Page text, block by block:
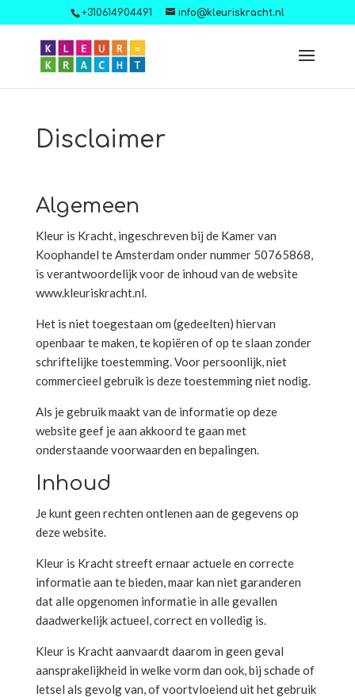
+310614904491 info@kleuriskracht.nl
Disclaimer
Algemeen
Kleur is Kracht, ingeschreven bij de Kamer van
Koophandel te Amsterdam onder nummer 50765868,
is verantwoordelijk voor de inhoud van de website
www.kleuriskracht.nl.
Het is niet toegestaan om (gedeelten) hiervan
openbaar te maken, te kopiëren of op te slaan zonder
schriftelijke toestemming. Voor persoonlijk, niet
commercieel gebruik is deze toestemming niet nodig.
Als je gebruik maakt van de informatie op deze
website geef je aan akkoord te gaan met
onderstaande voorwaarden en bepalingen.
Inhoud
Je kunt geen rechten ontlenen aan de gegevens op
deze website.
Kleur is Kracht streeft ernaar actuele en correcte
informatie aan te bieden, maar kan niet garanderen
dat alle opgenomen informatie in alle gevallen
daadwerkelijk actueel, correct en volledig is.
Kleur is Kracht aanvaardt daarom in geen geval
aansprakelijkheid in welke vorm dan ook, bij schade of
letsel als gevolg van, of voortvloeiend uit het gebruik